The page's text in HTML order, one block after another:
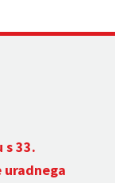
s 33.
uradnega